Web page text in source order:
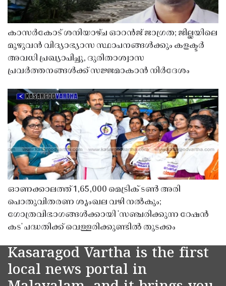
കാസർകോട് ശനിയാഴ്ച ഓറൻജ് ജാഗ്രത; ജില്ലയിലെ
മുഴുവൻ വിദ്യാഭ്യാസ സ്ഥാപനങ്ങൾക്കും കളക്ടർ
അവധി പ്രഖ്യാപിച്ചു, ദുരിതാശ്വാസ
പ്രവർത്തനങ്ങൾക്ക് സജ്ജമാകാൻ നിർദേശം
ഓണക്കാലത്ത് 1,65,000 മെട്രിക് ടൺ അരി
പൊതുവിതരണ ശൃംഖല വഴി നൽകും;
ഗോത്രവിഭാഗങ്ങൾക്കായി 'സഞ്ചരിക്കുന്ന റേഷൻ
കട' പദ്ധതിക്ക് വെള്ളരിക്കുണ്ടിൽ തുടക്കം
Kasaragod Vartha is the first
local news portal in